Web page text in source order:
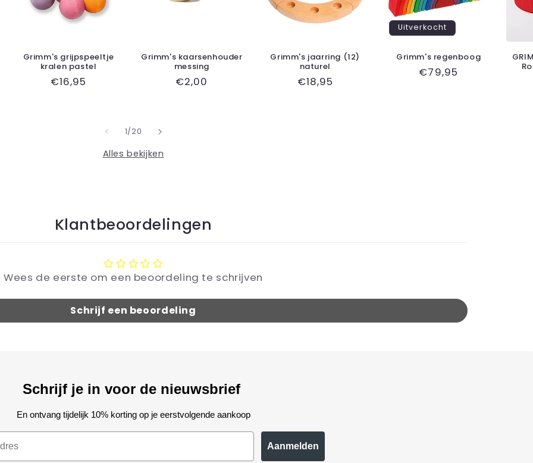
Grimm's grijpspeeltje
kralen pastel
Normale
€16,95
Grimm's kaarsenhouder
messing
Normale
€2,00
Grimm's jaarring (12)
naturel
Normale
€18,95
Uitverkocht
Grimm's regenboog
Normale
€79,95
1/ van
20
Alles bekijken
Klantbeoordelingen
Wees de eerste om een beoordeling te schrijven
Schrijf een beoordeling
Schrijf je in voor de nieuwsbrief
En ontvang tijdelijk 10% korting op je eerstvolgende aankoop
Aanmelden